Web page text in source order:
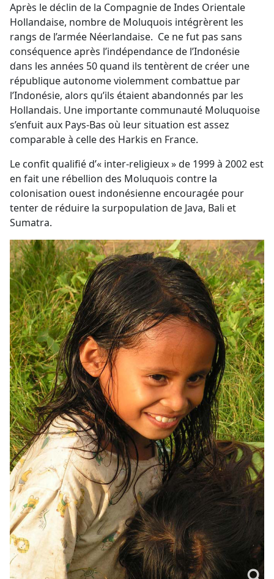
Après le déclin de la Compagnie de Indes Orientale
Hollandaise, nombre de Moluquois intégrèrent les
rangs de l’armée Néerlandaise. Ce ne fut pas sans
conséquence après l’indépendance de l’Indonésie
dans les années 50 quand ils tentèrent de créer une
république autonome violemment combattue par
l’Indonésie, alors qu’ils étaient abandonnés par les
Hollandais. Une importante communauté Moluquoise
s’enfuit aux Pays-Bas où leur situation est assez
comparable à celle des Harkis en France.
Le confit qualifié d’« inter-religieux » de 1999 à 2002 est
en fait une rébellion des Moluquois contre la
colonisation ouest indonésienne encouragée pour
tenter de réduire la surpopulation de Java, Bali et
Sumatra.